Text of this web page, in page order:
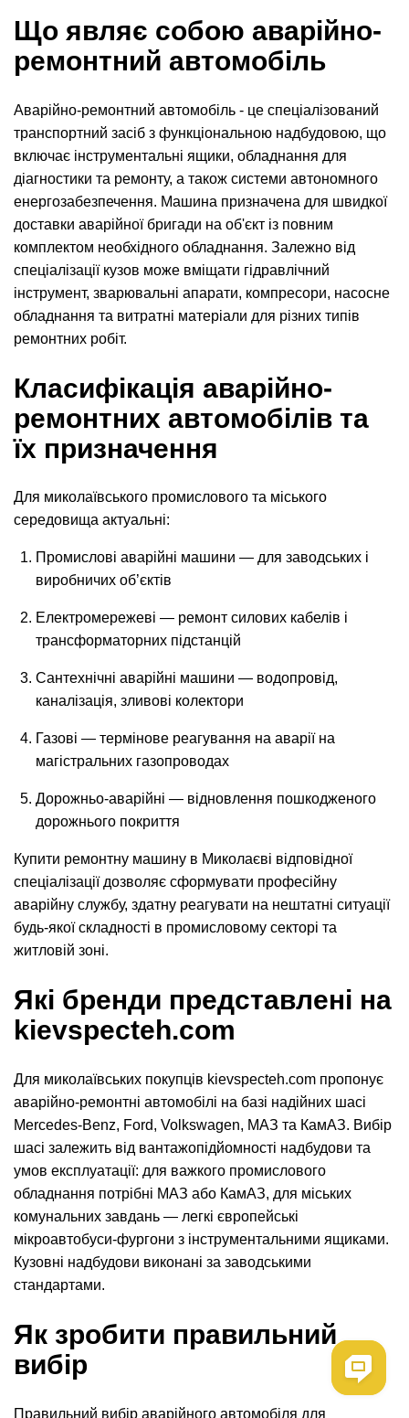
Що являє собою аварійно-
ремонтний автомобіль
Аварійно-ремонтний автомобіль - це спеціалізований
транспортний засіб з функціональною надбудовою, що
включає інструментальні ящики, обладнання для
діагностики та ремонту, а також системи автономного
енергозабезпечення. Машина призначена для швидкої
доставки аварійної бригади на об'єкт із повним
комплектом необхідного обладнання. Залежно від
спеціалізації кузов може вміщати гідравлічний
інструмент, зварювальні апарати, компресори, насосне
обладнання та витратні матеріали для різних типів
ремонтних робіт.
Класифікація аварійно-
ремонтних автомобілів та
їх призначення
Для миколаївського промислового та міського
середовища актуальні:
Промислові аварійні машини — для заводських і
виробничих об’єктів
Електромережеві — ремонт силових кабелів і
трансформаторних підстанцій
Сантехнічні аварійні машини — водопровід,
каналізація, зливові колектори
Газові — термінове реагування на аварії на
магістральних газопроводах
Дорожньо-аварійні — відновлення пошкодженого
дорожнього покриття
Купити ремонтну машину в Миколаєві відповідної
спеціалізації дозволяє сформувати професійну
аварійну службу, здатну реагувати на нештатні ситуації
будь-якої складності в промисловому секторі та
житловій зоні.
Які бренди представлені на
kievspecteh.com
Для миколаївських покупців kievspecteh.com пропонує
аварійно-ремонтні автомобілі на базі надійних шасі
Mercedes-Benz, Ford, Volkswagen, МАЗ та КамАЗ. Вибір
шасі залежить від вантажопідйомності надбудови та
умов експлуатації: для важкого промислового
обладнання потрібні МАЗ або КамАЗ, для міських
комунальних завдань — легкі європейські
мікроавтобуси-фургони з інструментальними ящиками.
Кузовні надбудови виконані за заводськими
стандартами.
Як зробити правильний
вибір
Правильний вибір аварійного автомобіля для